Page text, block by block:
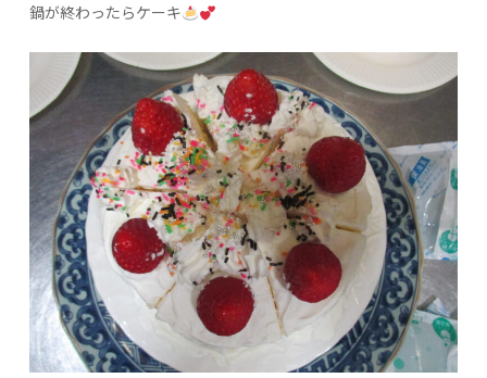
鍋が終わったらケーキ